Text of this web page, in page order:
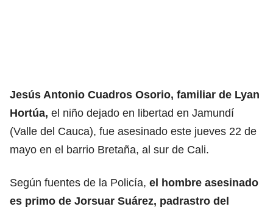
Jesús Antonio Cuadros Osorio, familiar de Lyan
Hortúa, el niño dejado en libertad en Jamundí
(Valle del Cauca), fue asesinado este jueves 22 de
mayo en el barrio Bretaña, al sur de Cali.
Según fuentes de la Policía, el hombre asesinado
es primo de Jorsuar Suárez, padrastro del